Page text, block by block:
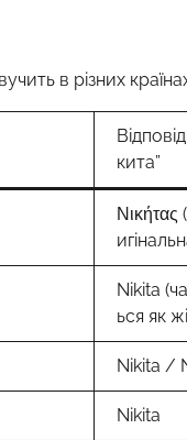
в різних
кита”
Nikita
ься як
Nikita /
Nikita